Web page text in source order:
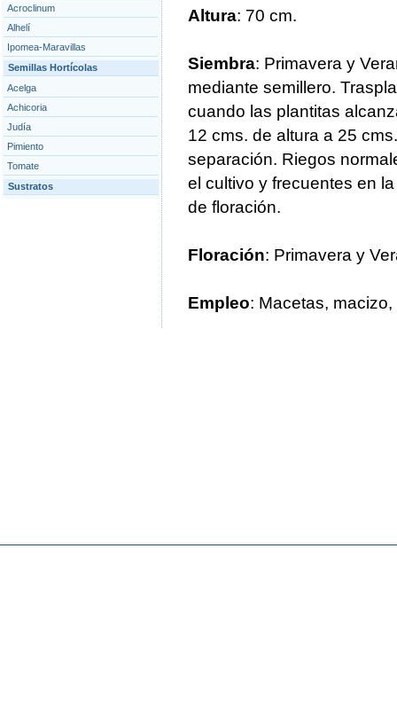
Acroclinum
Alhelí
Ipomea-Maravillas
Semillas Hortícolas
Acelga
Achicoria
Judía
Pimiento
Tomate
Sustratos
Altura: 70 cm.
Siembra: Primavera y
mediante semillero.
cuando las plantitas
12 cms. de altura a 25
separación. Riegos
el cultivo y frecuentes en
de floración.
Floración: Primavera y
Empleo: Macetas,